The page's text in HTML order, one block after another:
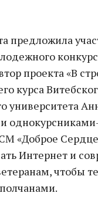
предложила
проекта «В
курса
университета
«Доброе
Интернет и
чтобы